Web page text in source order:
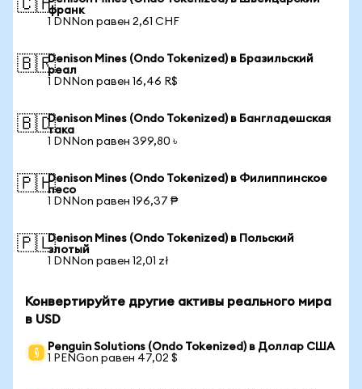
🇨🇭франк
1 DNNon равен 2,61 CHF
🇧🇷Denison Mines (Ondo Tokenized) в Бразильский
реал
1 DNNon равен 16,46 R$
🇧🇩Denison Mines (Ondo Tokenized) в Бангладешская
така
1 DNNon равен 399,80 ৳
🇵🇭Denison Mines (Ondo Tokenized) в Филиппинское
песо
1 DNNon равен 196,37 ₱
🇵🇱Denison Mines (Ondo Tokenized) в Польский
злотый
1 DNNon равен 12,01 zł
Конвертируйте другие активы реального мира
в USD
Penguin Solutions (Ondo Tokenized) в Доллар США
1 PENGon равен 47,02 $